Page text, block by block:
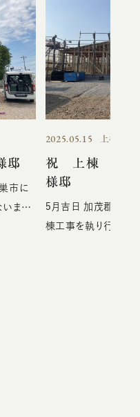
邸
市に
まし
2025.05.15 上棟
祝 上棟 加茂
様邸
5月吉日 加茂郡坂祝
棟工事を執り行いま